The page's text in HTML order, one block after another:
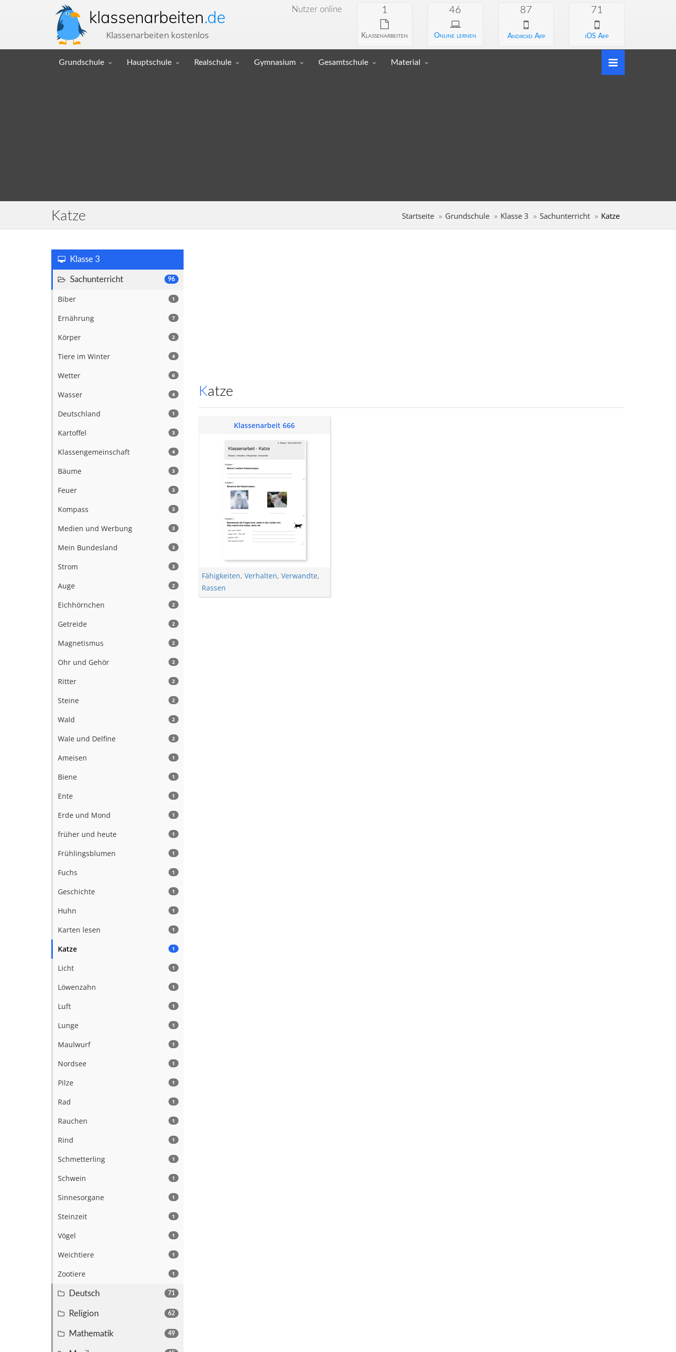
klassenarbeiten.de
Klassenarbeiten kostenlos
Nutzer online 1
Klassenarbeiten
46
Online lernen
87
Android App
71
iOS App
Grundschule Hauptschule Realschule Gymnasium Gesamtschule Material
Katze Startseite Grundschule Klasse 3 Sachunterricht Katze
Klasse 3
96
Sachunterricht
1
Biber
7
Ernährung
2
Körper
4
Tiere im Winter
6
Wetter
4
Wasser
1
Deutschland
3
Kartoffel
4
Klassengemeinschaft
3
Bäume
3
Feuer
3
Kompass
3
Medien und Werbung
3
Mein Bundesland
3
Strom
2
Auge
2
Eichhörnchen
2
Getreide
2
Magnetismus
2
Ohr und Gehör
2
Ritter
2
Steine
2
Wald
2
Wale und Delfine
1
Ameisen
1
Biene
1
Ente
1
Erde und Mond
1
früher und heute
1
Frühlingsblumen
1
Fuchs
1
Geschichte
1
Huhn
1
Karten lesen
1
Katze
1
Licht
1
Löwenzahn
1
Luft
1
Lunge
1
Maulwurf
1
Nordsee
1
Pilze
1
Rad
1
Rauchen
1
Rind
1
Schmetterling
1
Schwein
1
Sinnesorgane
1
Steinzeit
1
Vögel
1
Weichtiere
1
Zootiere
71
Deutsch
62
Religion
49
Mathematik
Katze
Klassenarbeit 666
Fähigkeiten, Verhalten, Verwandte,
Rassen